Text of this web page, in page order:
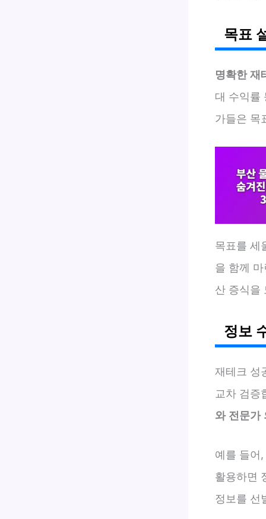
목표
명확한 재
대 수익률
가들은 목
목표를 세
을 함께
산 증식을
정보
재테크 성
교차 검증
와 전문가
예를 들어
활용하면
정보를 선